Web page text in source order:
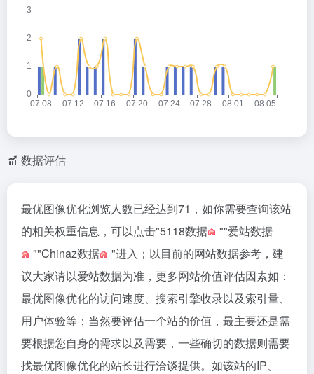
数据评估
最优图像优化浏览人数已经达到71，如你需要查询该站
的相关权重信息，可以点击"5118数据 ""爱站数据
""Chinaz数据
"进入；以目前的网站数据参考，建
议大家请以爱站数据为准，更多网站价值评估因素如：
最优图像优化的访问速度、搜索引擎收录以及索引量、
用户体验等；当然要评估一个站的价值，最主要还是需
要根据您自身的需求以及需要，一些确切的数据则需要
找最优图像优化的站长进行洽谈提供。如该站的IP、